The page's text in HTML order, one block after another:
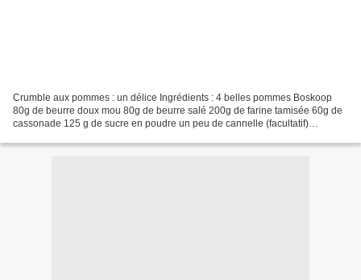
Crumble aux pommes : un délice Ingrédients : 4 belles pommes Boskoop
80g de beurre doux mou 80g de beurre salé 200g de farine tamisée 60g de
cassonade 125 g de sucre en poudre un peu de cannelle (facultatif)